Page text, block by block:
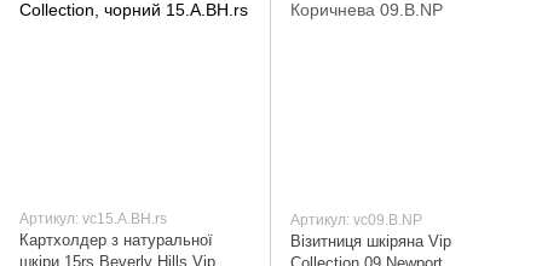
Артикул: vc15.A.BH.rs
Картхолдер з натуральної
шкіри 15rs Beverly Hills Vip
Артикул: vc09.В.NP
Візитниця шкіряна Vip